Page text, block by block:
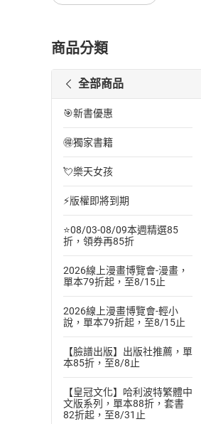
商品分類
全部商品
🎯新書優惠
🉐獨家書籍
💘樂天女孩
⚡版權即將到期
⭐08/03-08/09本週精選85
折，領券再85折
2026線上漫畫博覽會-漫畫，
單本79折起，至8/15止
2026線上漫畫博覽會-輕小
說，單本79折起，至8/15止
【臉譜出版】出版社推薦，單
本85折，至8/8止
【皇冠文化】哈利波特繁體中
文版系列，單本88折，套書
82折起，至8/31止